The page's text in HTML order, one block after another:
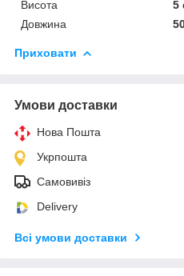
Висота
5
Довжина
Приховати
Умови доставки
Нова Пошта
Укрпошта
Самовивіз
Delivery
Всі умови доставки